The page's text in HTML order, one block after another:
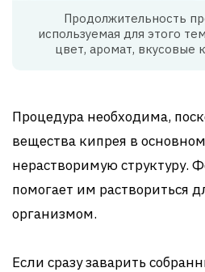
Продолжительность
используемая для этого
цвет, аромат, вкусовые
Процедура необходима,
вещества кипрея в
нерастворимую структуру.
помогает им раствориться
организмом.
Если сразу заварить